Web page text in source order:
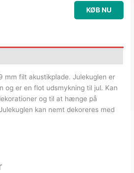
KØB NU
mm filt akustikplade. Julekuglen er
og er en flot udsmykning til jul. Kan
og til at hænge på
kan nemt dekoreres med